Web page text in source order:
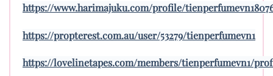
https://www.harimajuku.com/profile/
https://propterest.com.au/user/53279/tienperfumevn1
https://lovelinetapes.com/members/tienperfumevn1/